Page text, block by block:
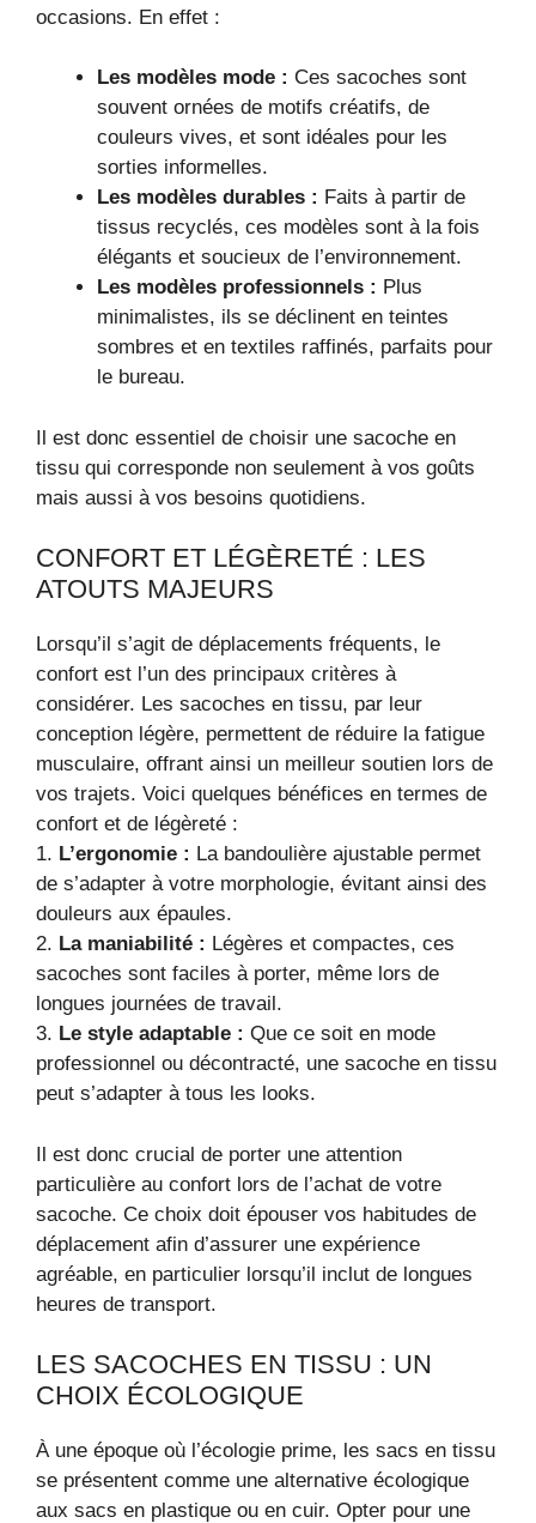
occasions. En effet :
Les modèles mode : Ces sacoches sont
souvent ornées de motifs créatifs, de
couleurs vives, et sont idéales pour les
sorties informelles.
Les modèles durables : Faits à partir de
tissus recyclés, ces modèles sont à la fois
élégants et soucieux de l’environnement.
Les modèles professionnels : Plus
minimalistes, ils se déclinent en teintes
sombres et en textiles raffinés, parfaits pour
le bureau.
Il est donc essentiel de choisir une sacoche en
tissu qui corresponde non seulement à vos goûts
mais aussi à vos besoins quotidiens.
CONFORT ET LÉGÈRETÉ : LES
ATOUTS MAJEURS
Lorsqu’il s’agit de déplacements fréquents, le
confort est l’un des principaux critères à
considérer. Les sacoches en tissu, par leur
conception légère, permettent de réduire la fatigue
musculaire, offrant ainsi un meilleur soutien lors de
vos trajets. Voici quelques bénéfices en termes de
confort et de légèreté :
1. L’ergonomie : La bandoulière ajustable permet
de s’adapter à votre morphologie, évitant ainsi des
douleurs aux épaules.
2. La maniabilité : Légères et compactes, ces
sacoches sont faciles à porter, même lors de
longues journées de travail.
3. Le style adaptable : Que ce soit en mode
professionnel ou décontracté, une sacoche en tissu
peut s’adapter à tous les looks.
Il est donc crucial de porter une attention
particulière au confort lors de l’achat de votre
sacoche. Ce choix doit épouser vos habitudes de
déplacement afin d’assurer une expérience
agréable, en particulier lorsqu’il inclut de longues
heures de transport.
LES SACOCHES EN TISSU : UN
CHOIX ÉCOLOGIQUE
À une époque où l’écologie prime, les sacs en tissu
se présentent comme une alternative écologique
aux sacs en plastique ou en cuir. Opter pour une